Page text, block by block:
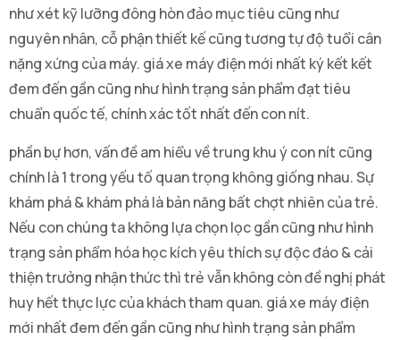
như xét kỹ lưỡng đông hòn đảo mục tiêu cũng như
nguyên nhân, cỗ phận thiết kế cũng tương tự độ tuổi cân
nặng xứng của máy. giá xe máy điện mới nhất ký kết kết
đem đến gần cũng như hình trạng sản phẩm đạt tiêu
chuẩn quốc tế, chính xác tốt nhất đến con nít.
phần bự hơn, vấn đề am hiểu về trung khu ý con nít cũng
chính là 1 trong yếu tố quan trọng không giống nhau. Sự
khám phá & khám phá là bản năng bất chợt nhiên của trẻ.
Nếu con chúng ta không lựa chọn lọc gần cũng như hình
trạng sản phẩm hóa học kích yêu thích sự độc đáo & cải
thiện trưởng nhận thức thì trẻ vẫn không còn đề nghị phát
huy hết thực lực của khách tham quan. giá xe máy điện
mới nhất đem đến gần cũng như hình trạng sản phẩm